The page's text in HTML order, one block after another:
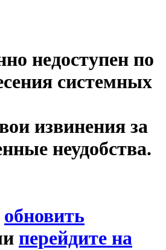
недоступен по
системных
извинения за
неудобства.
обновить
перейдите на